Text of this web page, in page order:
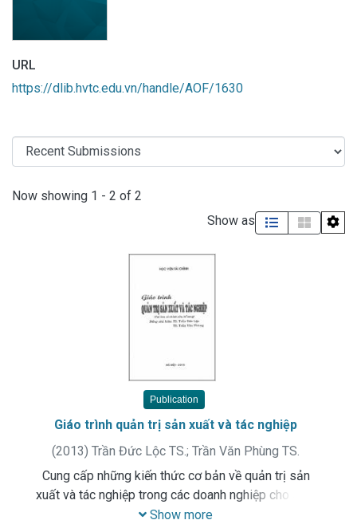
URL
https://dlib.hvtc.edu.vn/handle/AOF/1630
Recent Submissions
Now showing 1 - 2 of 2
Show as
Publication
Giáo trình quản trị sản xuất và tác nghiệp
(2013) Trần Đức Lộc TS.; Trần Văn Phùng TS.
Cung cấp những kiến thức cơ bản về quản trị sản
xuất và tác nghiệp trong các doanh nghiệp cho sinh
viên chuyên ngành quản trị kinh doanh của Học viện
Show more